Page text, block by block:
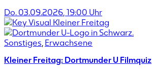
Do. 03.09.2026, 19:00 Uhr
Sonstiges, Erwachsene
Kleiner Freitag: Dortmunder U Filmquiz